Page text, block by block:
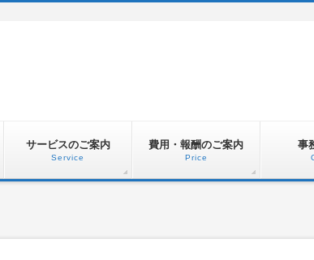
サービスのご案内
Service
費用・報酬のご案内
Price
事